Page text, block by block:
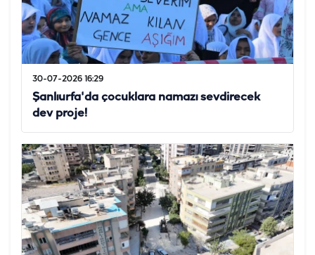
30-07-2026 16:29
Şanlıurfa'da çocuklara namazı sevdirecek
dev proje!